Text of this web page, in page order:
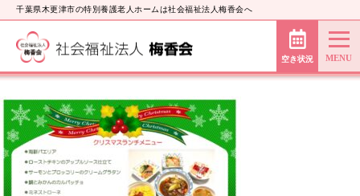
千葉県木更津市の特別養護老人ホームは社会福祉法人梅香会へ
空き状況